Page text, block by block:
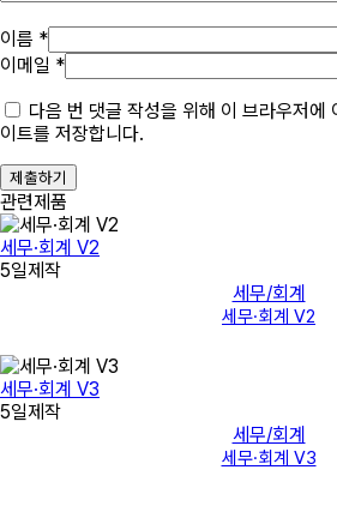
이름 *
이메일 *
다음 번 댓글 작성을 위해 이 브라우저에
이트를 저장합니다.
제출하기
관련제품
세무·회계 V2
5일제작
세무/회계
세무·회계 V2
세무·회계 V3
5일제작
세무/회계
세무·회계 V3